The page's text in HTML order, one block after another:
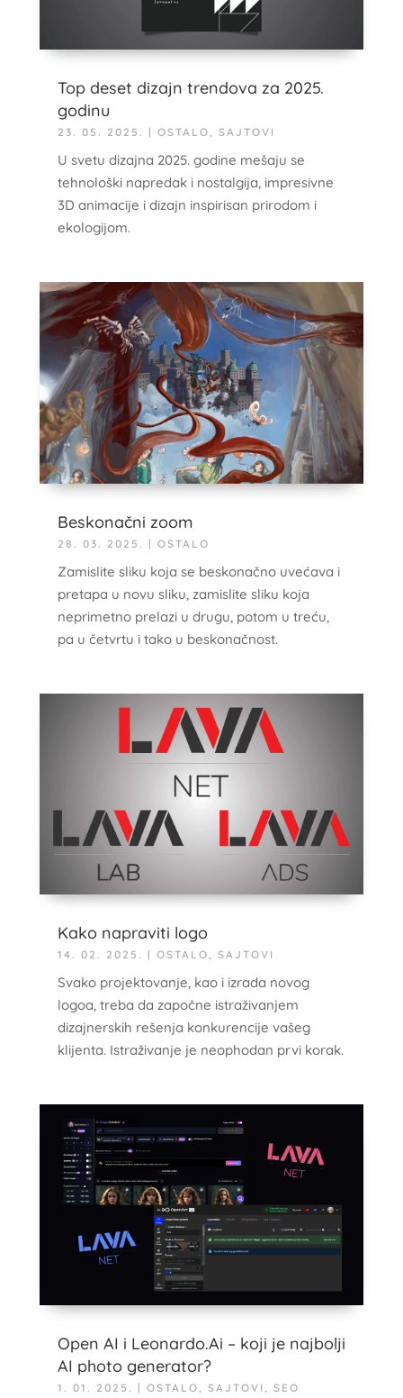
Top deset dizajn trendova za 2025.
godinu
23. 05. 2025. | OSTALO, SAJTOVI
U svetu dizajna 2025. godine mešaju se
tehnološki napredak i nostalgija, impresivne
3D animacije i dizajn inspirisan prirodom i
ekologijom.
Beskonačni zoom
28. 03. 2025. | OSTALO
Zamislite sliku koja se beskonačno uvećava i
pretapa u novu sliku, zamislite sliku koja
neprimetno prelazi u drugu, potom u treću,
pa u četvrtu i tako u beskonačnost.
Kako napraviti logo
14. 02. 2025. | OSTALO, SAJTOVI
Svako projektovanje, kao i izrada novog
logoa, treba da započne istraživanjem
dizajnerskih rešenja konkurencije vašeg
klijenta. Istraživanje je neophodan prvi korak.
Open AI i Leonardo.Ai – koji je najbolji
AI photo generator?
1. 01. 2025. | OSTALO, SAJTOVI , SEO